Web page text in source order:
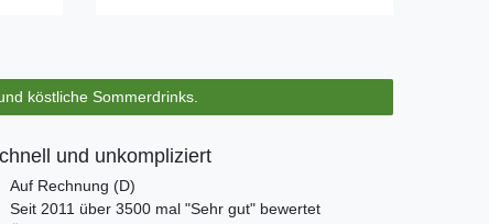
köstliche Sommerdrinks.
und unkompliziert
Auf Rechnung (D)
Seit 2011 über 3500 mal "Sehr gut" bewertet